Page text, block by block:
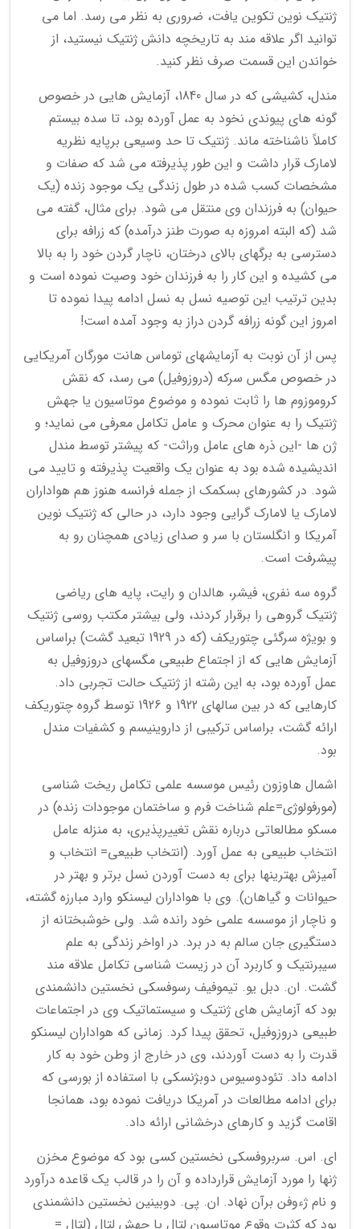
ژنتیک نوین تکوین یافت، ضروری به نظر می رسد. اما می
توانید اگر علاقه مند به تاریخچه دانش ژنتیک نیستید، از
خواندن این قسمت صرف نظر کنید.
مندل، کشیشی که در سال 1840، آزمایش هایی در خصوص
گونه های پیوندی نخود به عمل آورده بود، تا سده بیستم
کاملاً ناشناخته ماند. ژنتیک تا حد وسیعی برپایه نظریه
لامارک قرار داشت و این طور پذیرفته می شد که صفات و
مشخصات کسب شده در طول زندگی یک موجود زنده (یک
حیوان) به فرزندان وی منتقل می شود. برای مثال، گفته می
شد (که البته امروزه به صورت طنز درآمده) که زرافه برای
دسترسی به برگهای بالای درختان، ناچار گردن خود را به بالا
می کشیده و این کار را به فرزندان خود وصیت نموده است و
بدین ترتیب این توصیه نسل به نسل ادامه پیدا نموده تا
امروز این گونه زرافه گردن دراز به وجود آمده است!
پس از آن نوبت به آزمایشهای توماس هانت مورگان آمریکایی
در خصوص مگس سرکه (دروزوفیل) می رسد، که نقش
کروموزوم ها را ثابت نموده و موضوع موتاسیون یا جهش
ژنتیک را به عنوان محرک و عامل تکامل معرفی می نماید؛ و
ژن ها -این ذره های عامل وراثت- که پیشتر توسط مندل
اندیشیده شده بود به عنوان یک واقعیت پذیرفته و تایید می
شود. در کشورهای بسکمک از جمله فرانسه هنوز هم هواداران
لامارک یا لامارک گرایی وجود دارد، در حالی که ژنتیک نوین
آمریکا و انگلستان با سر و صدای زیادی همچنان رو به
پیشرفت است.
گروه سه نفری، فیشر، هالدان و رایت، پایه های ریاضی
ژنتیک گروهی را برقرار کردند، ولی بیشتر مکتب روسی ژنتیک
و بویژه سرگئی چتوریکف (که در 1929 تبعید گشت) براساس
آزمایش هایی که از اجتماع طبیعی مگسهای دروزوفیل به
عمل آورده بود، به این رشته از ژنتیک حالت تجربی داد.
کارهایی که در بین سالهای 1922 و 1926 توسط گروه چتوریکف
ارائه گشت، براساس ترکیبی از داروینیسم و کشفیات مندل
بود.
اشمال هاوزون رئیس موسسه علمی تکامل ریخت شناسی
(مورفولوژی=علم شناخت فرم و ساختمان موجودات زنده) در
مسکو مطالعاتی درباره نقش تغییرپذیری، به منزله عامل
انتخاب طبیعی به عمل آورد. (انتخاب طبیعی= انتخاب و
آمیزش بهترینها برای به دست آوردن نسل برتر و بهتر در
حیوانات و گیاهان). وی با هواداران لیسنکو وارد مبارزه گشته،
و ناچار از موسسه علمی خود رانده شد. ولی خوشبختانه از
دستگیری جان سالم به در برد. در اواخر زندگی به علم
سیبرنتیک و کاربرد آن در زیست شناسی تکامل علاقه مند
گشت. ان. دبل یو. تیموفیف رسوفسکی نخستین دانشمندی
بود که آزمایش های ژنتیک و سیستماتیک وی در اجتماعات
طبیعی دروزوفیل، تحقق پیدا کرد. زمانی که هواداران لیسنکو
قدرت را به دست آوردند، وی در خارج از وطن خود به کار
ادامه داد. تئودوسیوس دوبژنسکی با استفاده از بورسی که
برای ادامه مطالعات در آمریکا دریافت نموده بود، همانجا
اقامت گزید و کارهای درخشانی ارائه داد.
ای. اس. سربروفسکی نخستین کسی بود که موضوع مخزن
ژنها را مورد آزمایش قرارداده و آن را در قالب یک قاعده درآورد
و نام ژءوفن برآن نهاد. ان. پی. دوبینین نخستین دانشمندی
بود که کثرت وقوع موتاسیون لتال یا جهش لتال (لتال =